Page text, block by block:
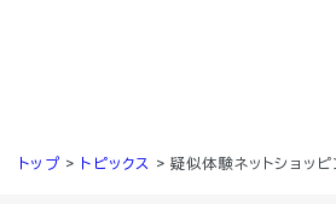
トップ > トピックス > 疑似体験ネットショッ